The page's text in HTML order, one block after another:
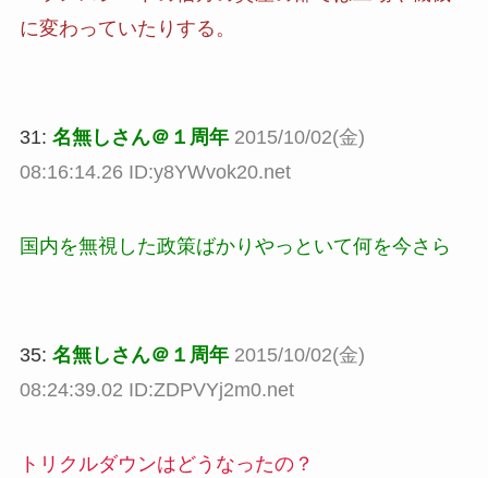
に変わっていたりする。
31: 名無しさん＠１周年 2015/10/02(金)
08:16:14.26 ID:y8YWvok20.net
国内を無視した政策ばかりやっといて何を今さら
35: 名無しさん＠１周年 2015/10/02(金)
08:24:39.02 ID:ZDPVYj2m0.net
トリクルダウンはどうなったの？